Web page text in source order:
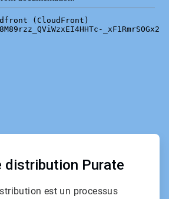
distribution Purate
est un processus